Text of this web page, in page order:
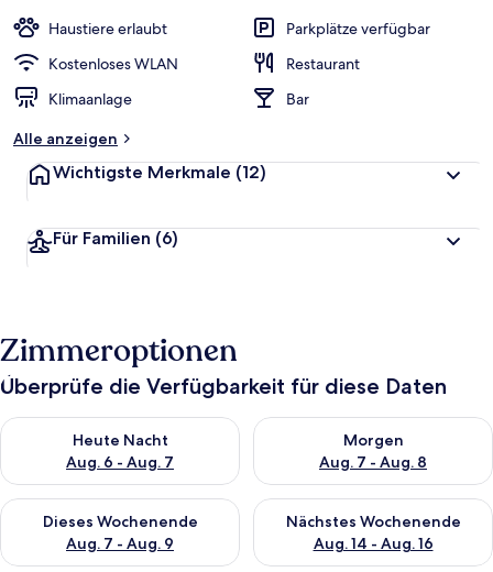
Haustiere erlaubt
Parkplätze verfügbar
Kostenloses WLAN
Restaurant
Klimaanlage
Bar
Alle anzeigen
Wichtigste Merkmale (12)
Für Familien (6)
Zimmeroptionen
Überprüfe die Verfügbarkeit für diese Daten
Heute Nacht
Aug. 6 - Aug. 7
Überprüfe die Verfügbarkeit für heute Nacht, Aug. 6 - Aug. 7.
Morgen
Aug. 7 - Aug. 8
Überprüfe die Verfügbarkeit
Dieses Wochenende
Aug. 7 - Aug. 9
Überprüfe die Verfügbarkeit für dieses Wochenende, Aug. 7
Nächstes Wochenende
Aug. 14 - Aug. 16
Überprüfe die Verfügbarkeit